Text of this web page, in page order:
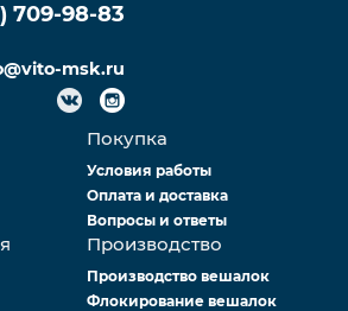
Покупка
Условия работы
Оплата и доставка
Вопросы и ответы
Производство
Производство вешалок
Флокирование вешалок
709-98-83
msk.ru